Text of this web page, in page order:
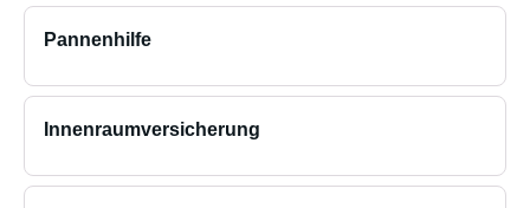
Pannenhilfe
Innenraumversicherung